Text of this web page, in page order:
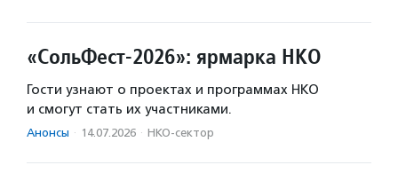
«СольФест-2026»: ярмарка НКО
Гости узнают о проектах и программах НКО
и смогут стать их участниками.
Анонсы · 14.07.2026 · НКО-сектор